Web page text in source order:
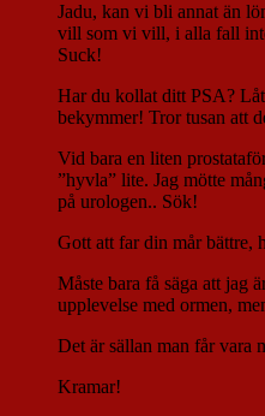
Jadu, kan vi bli annat än
vill som vi vill, i alla fall
Suck!
Har du kollat ditt PSA?
bekymmer! Tror tusan att
Vid bara en liten
”hyvla” lite. Jag mötte
på urologen.. Sök!
Gott att far din mår bättre,
Måste bara få säga att jag
upplevelse med ormen,
Det är sällan man får vara
Kramar!